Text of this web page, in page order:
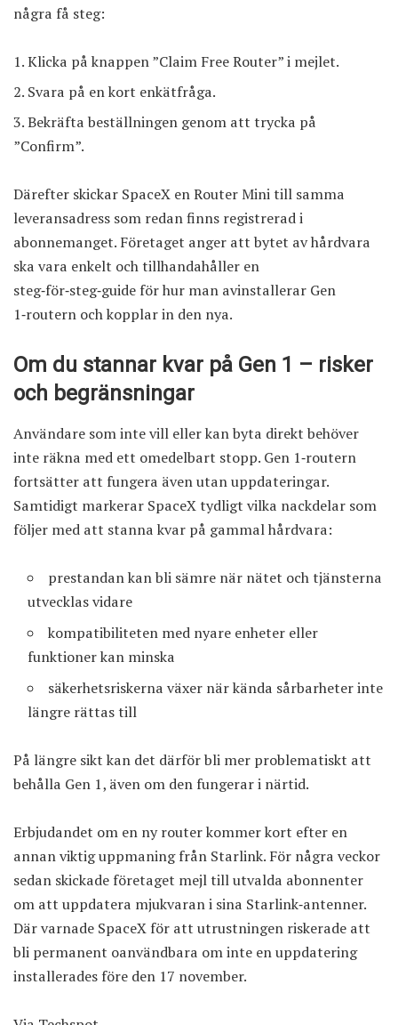
några få steg:
Klicka på knappen ”Claim Free Router” i mejlet.
Svara på en kort enkätfråga.
Bekräfta beställningen genom att trycka på
”Confirm”.
Därefter skickar SpaceX en Router Mini till samma
leverans­adress som redan finns registrerad i
abonnemanget. Företaget anger att bytet av hårdvara
ska vara enkelt och tillhandahåller en
steg‑för‑steg‑guide för hur man avinstallerar Gen
1‑routern och kopplar in den nya.
Om du stannar kvar på Gen 1 – risker
och begränsningar
Användare som inte vill eller kan byta direkt behöver
inte räkna med ett omedelbart stopp. Gen 1‑routern
fortsätter att fungera även utan uppdateringar.
Samtidigt markerar SpaceX tydligt vilka nackdelar som
följer med att stanna kvar på gammal hårdvara:
prestandan kan bli sämre när nätet och tjänsterna
utvecklas vidare
kompatibiliteten med nyare enheter eller
funktioner kan minska
säkerhets­riskerna växer när kända sårbarheter inte
längre rättas till
På längre sikt kan det därför bli mer problematiskt att
behålla Gen 1, även om den fungerar i närtid.
Erbjudandet om en ny router kommer kort efter en
annan viktig uppmaning från Starlink. För några veckor
sedan skickade företaget mejl till utvalda abonnenter
om att uppdatera mjukvaran i sina Starlink‑antenner.
Där varnade SpaceX för att utrustningen riskerade att
bli permanent oanvändbara om inte en uppdatering
installerades före den 17 november.